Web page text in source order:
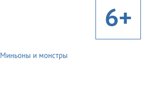
6+
Миньоны и монстры